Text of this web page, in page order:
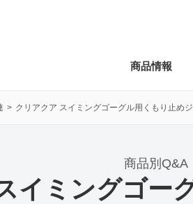
商品情報
クリアクア スイミングゴーグル用くもり止め
商品別Q&A
イミングゴー